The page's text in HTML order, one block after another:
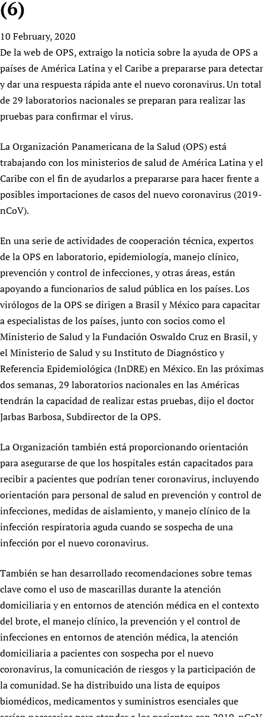
HIFA & global health CoPs
Publications
HIFA-Zambia 2011-2024
*Sponsorship opportunities
Citizens, Parents and Children
Evidence-Informed Policy and Practice
Library and Information Services
Community Health Workers
Multilingualism
Prescribers and users of medicines
Evaluating Impact
Mobile HIFA (mHIFA)
*Completed projects
Access to Health Research
Astana Declaration+
Communicating health research
COVID-19
Family Planning
Health Partnerships
Learning for Quality Health Services
Newborn Care
Members
Partnerships and Projects
Social Media Working Group
Staff
Volunteers
Donate
HIFA Appeal
How you can help
Link to us
Partners
Supporting Organisations
News
Forum Messages
Join
Join HIFA
Join CHIFA (child health and rights)
Junte-se ao HIFA-Portuguese
Rejoignez HIFA-Français
Únase a HIFA-Español
(6)
10 February, 2020
De la web de OPS, extraigo la noticia sobre la ayuda de OPS a
países de América Latina y el Caribe a prepararse para detectar
y dar una respuesta rápida ante el nuevo coronavirus. Un total
de 29 laboratorios nacionales se preparan para realizar las
pruebas para confirmar el virus.
La Organización Panamericana de la Salud (OPS) está
trabajando con los ministerios de salud de América Latina y el
Caribe con el fin de ayudarlos a prepararse para hacer frente a
posibles importaciones de casos del nuevo coronavirus (2019-
nCoV).
En una serie de actividades de cooperación técnica, expertos
de la OPS en laboratorio, epidemiología, manejo clínico,
prevención y control de infecciones, y otras áreas, están
apoyando a funcionarios de salud pública en los países. Los
virólogos de la OPS se dirigen a Brasil y México para capacitar
a especialistas de los países, junto con socios como el
Ministerio de Salud y la Fundación Oswaldo Cruz en Brasil, y
el Ministerio de Salud y su Instituto de Diagnóstico y
Referencia Epidemiológica (InDRE) en México. En las próximas
dos semanas, 29 laboratorios nacionales en las Américas
tendrán la capacidad de realizar estas pruebas, dijo el doctor
Jarbas Barbosa, Subdirector de la OPS.
La Organización también está proporcionando orientación
para asegurarse de que los hospitales están capacitados para
recibir a pacientes que podrían tener coronavirus, incluyendo
orientación para personal de salud en prevención y control de
infecciones, medidas de aislamiento, y manejo clínico de la
infección respiratoria aguda cuando se sospecha de una
infección por el nuevo coronavirus.
También se han desarrollado recomendaciones sobre temas
clave como el uso de mascarillas durante la atención
domiciliaria y en entornos de atención médica en el contexto
del brote, el manejo clínico, la prevención y el control de
infecciones en entornos de atención médica, la atención
domiciliaria a pacientes con sospecha por el nuevo
coronavirus, la comunicación de riesgos y la participación de
la comunidad. Se ha distribuido una lista de equipos
biomédicos, medicamentos y suministros esenciales que